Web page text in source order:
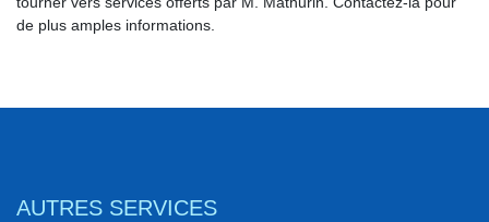
de plus amples informations.
AUTRES SERVICES